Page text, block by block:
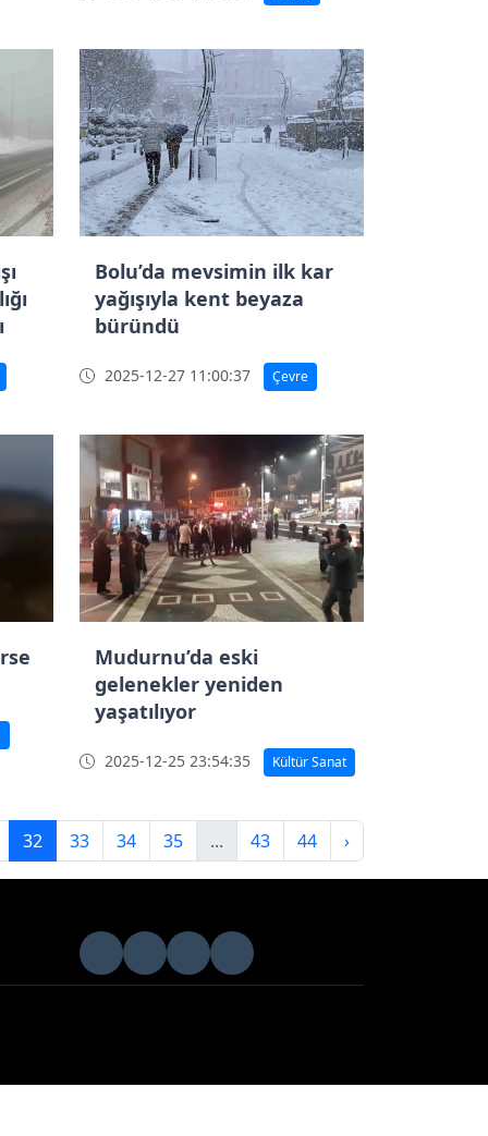
Bolu’da mevsimin ilk kar
yağışıyla kent beyaza
büründü
2025-12-27 11:00:37 Çevre
Mudurnu’da eski
gelenekler yeniden
yaşatılıyor
2025-12-25 23:54:35 Kültür Sanat
32 33 34 35 ... 43 44 ›